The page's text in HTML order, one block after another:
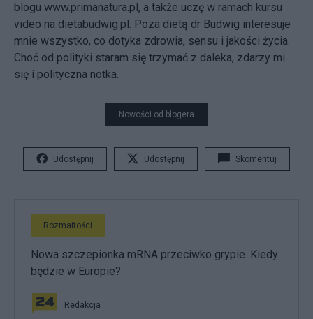
blogu www.primanatura.pl, a także uczę w ramach kursu
video na dietabudwig.pl. Poza dietą dr Budwig interesuje
mnie wszystko, co dotyka zdrowia, sensu i jakości życia.
Choć od polityki staram się trzymać z daleka, zdarzy mi
się i polityczna notka.
Nowości od blogera
Udostępnij Udostępnij Skomentuj
Rozmaitości
Nowa szczepionka mRNA przeciwko grypie. Kiedy
będzie w Europie?
Redakcja